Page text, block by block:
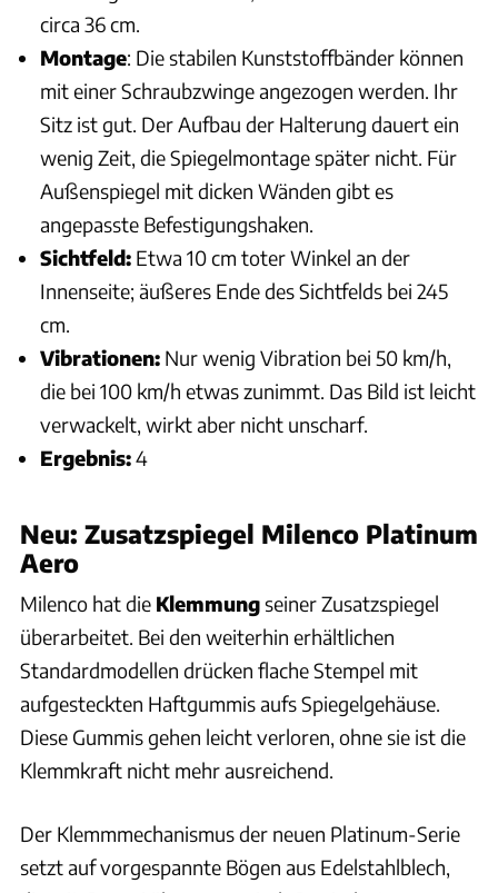
circa 36 cm.
Montage: Die stabilen Kunststoffbänder können
mit einer Schraubzwinge angezogen werden. Ihr
Sitz ist gut. Der Aufbau der Halterung dauert ein
wenig Zeit, die Spiegelmontage später nicht. Für
Außenspiegel mit dicken Wänden gibt es
angepasste Befestigungshaken.
Sichtfeld: Etwa 10 cm toter Winkel an der
Innenseite; äußeres Ende des Sichtfelds bei 245
cm.
Vibrationen: Nur wenig Vibration bei 50 km/h,
die bei 100 km/h etwas zunimmt. Das Bild ist leicht
verwackelt, wirkt aber nicht unscharf.
Ergebnis:4
Neu: Zusatzspiegel Milenco Platinum
Aero
Milenco hat die Klemmungseiner Zusatzspiegel
überarbeitet. Bei den weiterhin erhältlichen
Standardmodellen drücken flache Stempel mit
aufgesteckten Haftgummis aufs Spiegelgehäuse.
Diese Gummis gehen leicht verloren, ohne sie ist die
Klemmkraft nicht mehr ausreichend.
Der Klemmmechanismus der neuen Platinum-Serie
setzt auf vorgespannte Bögen aus Edelstahlblech,